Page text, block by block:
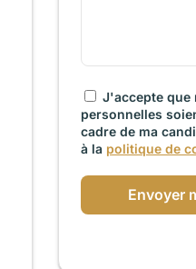
J'accepte que
personnelles
cadre de ma
à la politique de
Envoyer